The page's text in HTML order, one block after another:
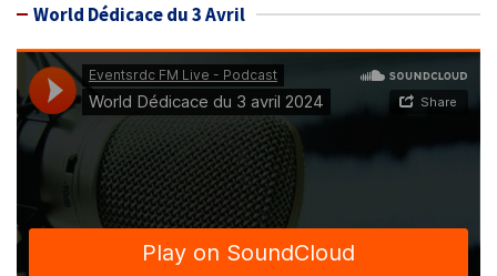
World Dédicace du 3 Avril